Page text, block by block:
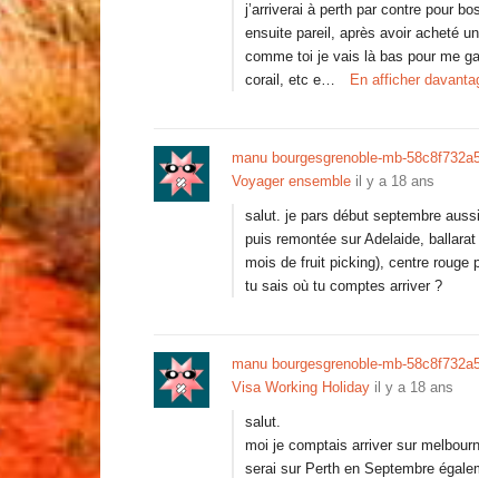
j’arriverai à perth par contre pour
ensuite pareil, après avoir acheté
comme toi je vais là bas pour me
corail, etc e…
En afficher
manu bourgesgrenoble-mb-
Voyager ensemble il y a 18 ans
salut. je pars début septembre
puis remontée sur Adelaide,
mois de fruit picking), centre rouge
tu sais où tu comptes arriver ?
manu bourgesgrenoble-mb-
Visa Working Holiday il y a 18 ans
salut.
moi je comptais arriver sur
serai sur Perth en Septembre